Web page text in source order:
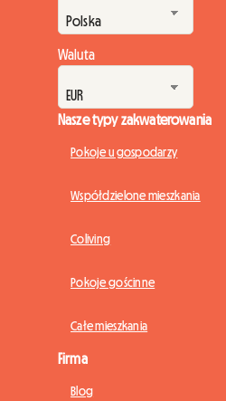
Waluta
Nasze typy zakwaterowania
Pokoje u gospodarzy
Współdzielone mieszkania
Coliving
Pokoje gościnne
Całe mieszkania
Firma
Blog